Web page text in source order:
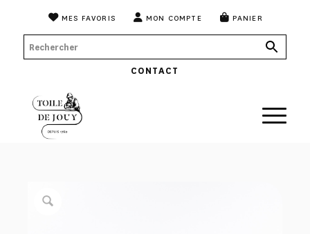
MES FAVORIS MON COMPTE PANIER
CONTACT